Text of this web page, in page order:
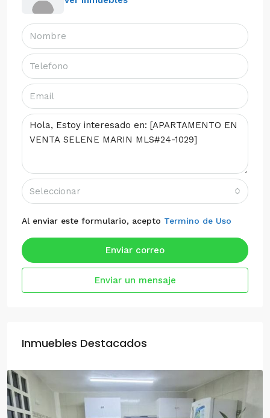
Seleccionar
Al enviar este formulario, acepto Termino de Uso
Enviar correo
Enviar un mensaje
Inmuebles Destacados